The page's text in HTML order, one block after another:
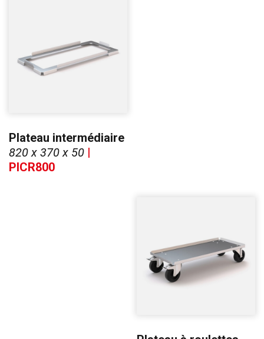
Plateau intermédiaire
820 x 370 x 50 |
PICR800